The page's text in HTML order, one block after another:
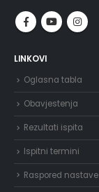
LINKOVI
Oglasna tabla
Obavjestenja
Rezultati ispita
Ispitni termini
Raspored nastave